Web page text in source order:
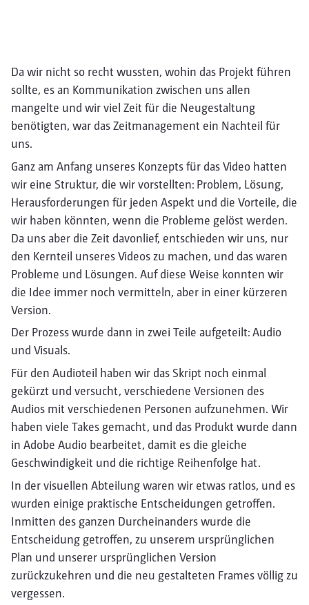
Da wir nicht so recht wussten, wohin das Projekt führen
sollte, es an Kommunikation zwischen uns allen
mangelte und wir viel Zeit für die Neugestaltung
benötigten, war das Zeitmanagement ein Nachteil für
uns.
Ganz am Anfang unseres Konzepts für das Video hatten
wir eine Struktur, die wir vorstellten: Problem, Lösung,
Herausforderungen für jeden Aspekt und die Vorteile, die
wir haben könnten, wenn die Probleme gelöst werden.
Da uns aber die Zeit davonlief, entschieden wir uns, nur
den Kernteil unseres Videos zu machen, und das waren
Probleme und Lösungen. Auf diese Weise konnten wir
die Idee immer noch vermitteln, aber in einer kürzeren
Version.
Der Prozess wurde dann in zwei Teile aufgeteilt: Audio
und Visuals.
Für den Audioteil haben wir das Skript noch einmal
gekürzt und versucht, verschiedene Versionen des
Audios mit verschiedenen Personen aufzunehmen. Wir
haben viele Takes gemacht, und das Produkt wurde dann
in Adobe Audio bearbeitet, damit es die gleiche
Geschwindigkeit und die richtige Reihenfolge hat.
In der visuellen Abteilung waren wir etwas ratlos, und es
wurden einige praktische Entscheidungen getroffen.
Inmitten des ganzen Durcheinanders wurde die
Entscheidung getroffen, zu unserem ursprünglichen
Plan und unserer ursprünglichen Version
zurückzukehren und die neu gestalteten Frames völlig zu
vergessen.